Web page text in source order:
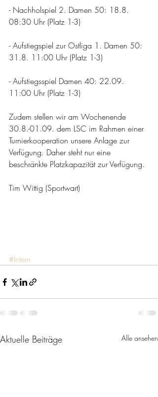
- Nachholspiel 2. Damen 50: 18.8.
08:30 Uhr (Platz 1-3)
- Aufstiegspiel zur Ostliga 1. Damen 50:
31.8. 11:00 Uhr (Platz 1-3)
- Aufstiegsspiel Damen 40: 22.09.
11:00 Uhr (Platz 1-3)
Zudem stellen wir am Wochenende
30.8.-01.09. dem LSC im Rahmen einer
Turnierkooperation unsere Anlage zur
Verfügung. Daher steht nur eine
beschränkte Platzkapazität zur Verfügung.
Tim Wittig (Sportwart)
#Intern
Aktuelle Beiträge Alle ansehen